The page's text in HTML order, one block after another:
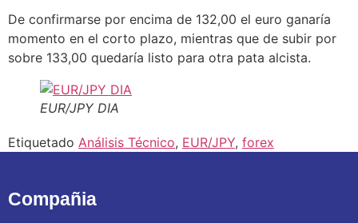
De confirmarse por encima de 132,00 el euro ganaría
momento en el corto plazo, mientras que de subir por
sobre 133,00 quedaría listo para otra pata alcista.
EUR/JPY DIA
Etiquetado Análisis Técnico, EUR/JPY, forex
Compañia